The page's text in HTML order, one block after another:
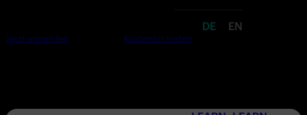
DE EN
Jetzt anmelden Kostenlos testen